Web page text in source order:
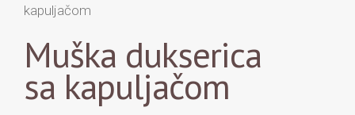
kapuljačom
Muška dukserica
sa kapuljačom